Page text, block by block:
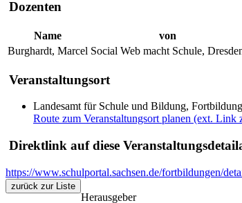
Dozenten
Name
von
Burghardt, Marcel Social Web macht Schule,
Veranstaltungsort
Landesamt für Schule und Bildung,
Route zum Veranstaltungsort planen (ext. Link
Direktlink auf diese
https://www.schulportal.sachsen.de/fortbildungen/
zurück zur Liste
Herausgeber